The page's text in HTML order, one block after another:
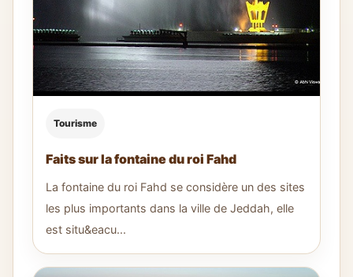
Tourisme
Faits sur la fontaine du roi Fahd
La fontaine du roi Fahd se considère un des sites
les plus importants dans la ville de Jeddah, elle
est situ&eacu...